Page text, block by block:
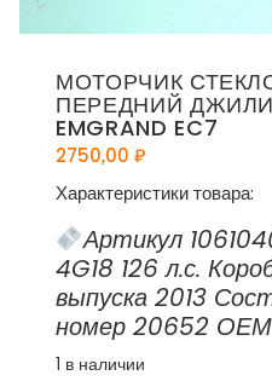
МОТОРЧИК
ПЕРЕДНИЙ ДЖИЛИ
EMGRAND EC7
2750,00 ₽
Характеристики товара:
Артикул
4G18 126 л.с.
выпуска 2013
номер 20652 ОЕМ
1 в наличии